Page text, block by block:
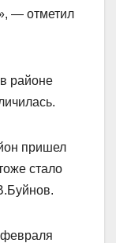
— отметил
районе
пришел
стало